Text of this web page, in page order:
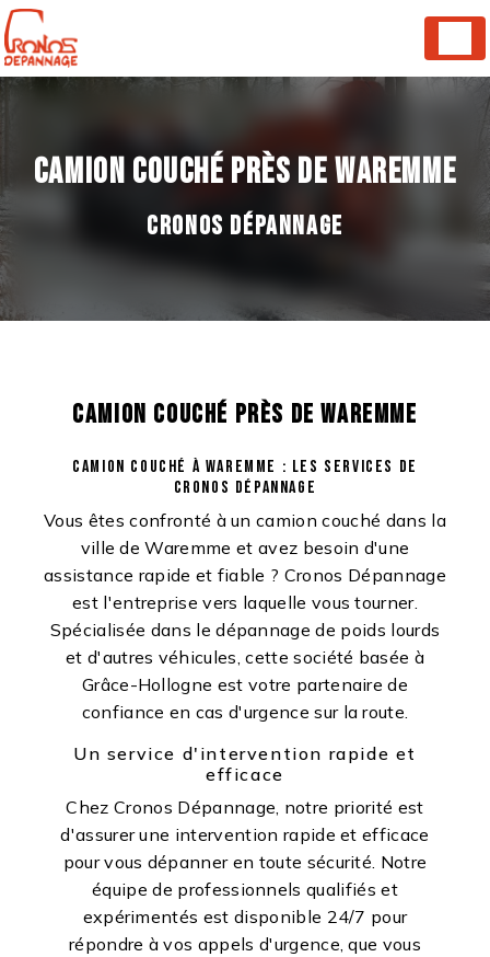
CAMION COUCHÉ PRÈS DE WAREMME
CRONOS DÉPANNAGE
CAMION COUCHÉ PRÈS DE WAREMME
CAMION COUCHÉ À WAREMME : LES SERVICES DE
CRONOS DÉPANNAGE
Vous êtes confronté à un camion couché dans la
ville de Waremme et avez besoin d'une
assistance rapide et fiable ? Cronos Dépannage
est l'entreprise vers laquelle vous tourner.
Spécialisée dans le dépannage de poids lourds
et d'autres véhicules, cette société basée à
Grâce-Hollogne est votre partenaire de
confiance en cas d'urgence sur la route.
Un service d'intervention rapide et
efficace
Chez Cronos Dépannage, notre priorité est
d'assurer une intervention rapide et efficace
pour vous dépanner en toute sécurité. Notre
équipe de professionnels qualifiés et
expérimentés est disponible 24/7 pour
répondre à vos appels d'urgence, que vous
Panneau de gestion des cookies